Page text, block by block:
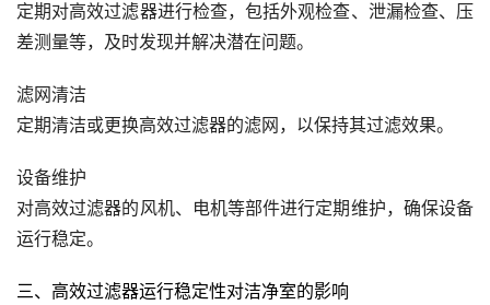
定期对高效过滤器进行检查，包括外观检查、泄漏检查、压
差测量等，及时发现并解决潜在问题。
滤网清洁
定期清洁或更换高效过滤器的滤网，以保持其过滤效果。
设备维护
对高效过滤器的风机、电机等部件进行定期维护，确保设备
运行稳定。
三、高效过滤器运行稳定性对洁净室的影响